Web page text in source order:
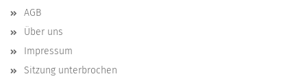
AGB
Über uns
Impressum
Sitzung unterbrochen